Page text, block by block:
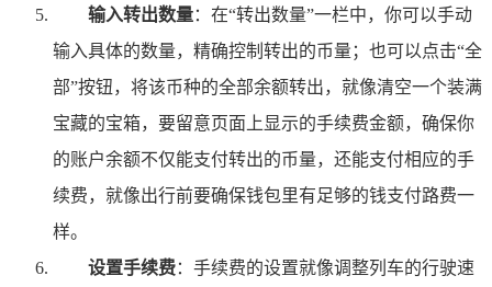
输入转出数量：在“转出数量”一栏中，你可以手动
输入具体的数量，精确控制转出的币量；也可以点击“全
部”按钮，将该币种的全部余额转出，就像清空一个装满
宝藏的宝箱，要留意页面上显示的手续费金额，确保你
的账户余额不仅能支付转出的币量，还能支付相应的手
续费，就像出行前要确保钱包里有足够的钱支付路费一
样。
设置手续费：手续费的设置就像调整列车的行驶速